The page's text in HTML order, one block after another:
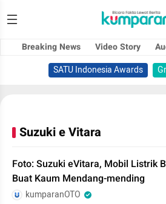
Breaking News Video Story
SATU Indonesia Awards
Suzuki e Vitara
Foto: Suzuki eVitara, Mobil Listrik
Buat Kaum Mendang-mending
kumparanOTO